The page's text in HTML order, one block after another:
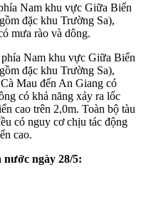
Nam khu vực Giữa Biển
đặc khu Trường Sa),
mưa rào và dông.
Nam khu vực Giữa Biển
đặc khu Trường Sa),
Mau đến An Giang có
có khả năng xảy ra lốc
cao trên 2,0m. Toàn bộ tàu
có nguy cơ chịu tác động
cao.
ngày 28/5: